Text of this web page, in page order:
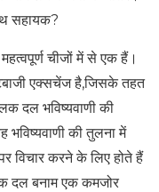
सहायक?
चीजों में से एक हैं।
एक्सचेंज है,जिसके तहत
दल भविष्यवाणी की
भविष्यवाणी की तुलना में
विचार करने के लिए होते हैं
दल बनाम एक कमजोर